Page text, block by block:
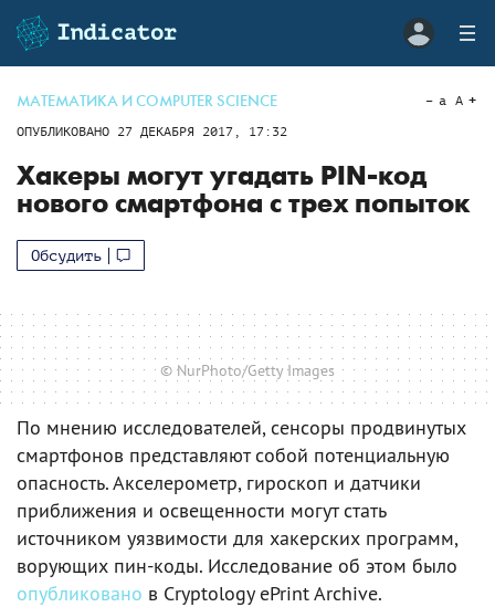
МАТЕМАТИКА И COMPUTER SCIENCE
ОПУБЛИКОВАНО 27 ДЕКАБРЯ 2017, 17:32
a A
Хакеры могут угадать PIN-код
нового смартфона с трех попыток
Обсудить
© NurPhoto/Getty Images
По мнению исследователей, сенсоры продвинутых
смартфонов представляют собой потенциальную
опасность. Акселерометр, гироскоп и датчики
приближения и освещенности могут стать
источником уязвимости для хакерских программ,
ворующих пин-коды. Исследование об этом было
опубликовано в Cryptology ePrint Archive.